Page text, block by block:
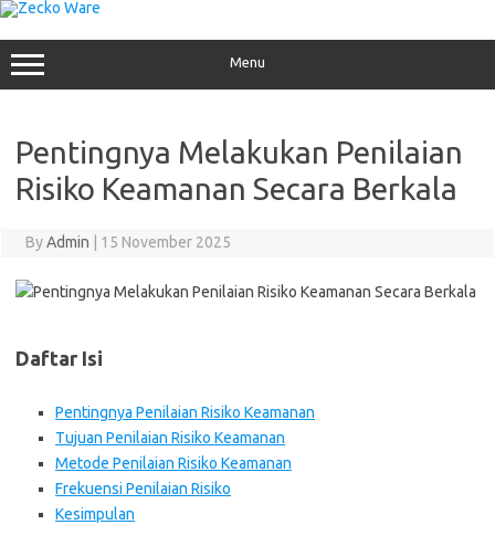
Skip
to
content
Menu
Pentingnya Melakukan Penilaian
Risiko Keamanan Secara Berkala
ByAdmin 15 November 2025
Daftar Isi
Pentingnya Penilaian Risiko Keamanan
Tujuan Penilaian Risiko Keamanan
Metode Penilaian Risiko Keamanan
Frekuensi Penilaian Risiko
Kesimpulan